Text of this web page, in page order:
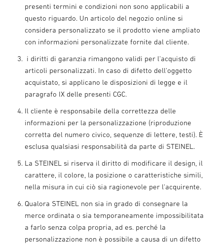
presenti termini e condizioni non sono applicabili a
questo riguardo. Un articolo del negozio online si
considera personalizzato se il prodotto viene ampliato
con informazioni personalizzate fornite dal cliente.
i diritti di garanzia rimangono validi per l'acquisto di
articoli personalizzati. In caso di difetto dell'oggetto
acquistato, si applicano le disposizioni di legge e il
paragrafo IX delle presenti CGC.
Il cliente è responsabile della correttezza delle
informazioni per la personalizzazione (riproduzione
corretta del numero civico, sequenze di lettere, testi). È
esclusa qualsiasi responsabilità da parte di STEINEL.
La STEINEL si riserva il diritto di modificare il design, il
carattere, il colore, la posizione o caratteristiche simili,
nella misura in cui ciò sia ragionevole per l'acquirente.
Qualora STEINEL non sia in grado di consegnare la
merce ordinata o sia temporaneamente impossibilitata
a farlo senza colpa propria, ad es. perché la
personalizzazione non è possibile a causa di un difetto